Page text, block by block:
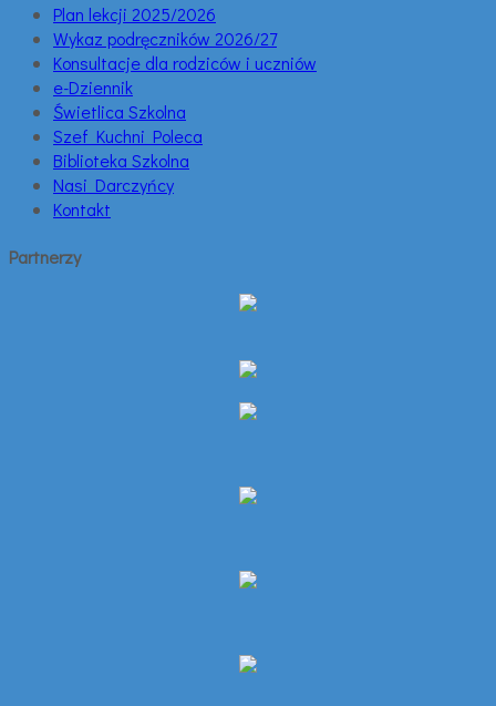
Plan lekcji 2025/2026
Wykaz podręczników 2026/27
Konsultacje dla rodziców i uczniów
e-Dziennik
Świetlica Szkolna
Szef Kuchni Poleca
Biblioteka Szkolna
Nasi Darczyńcy
Kontakt
Partnerzy